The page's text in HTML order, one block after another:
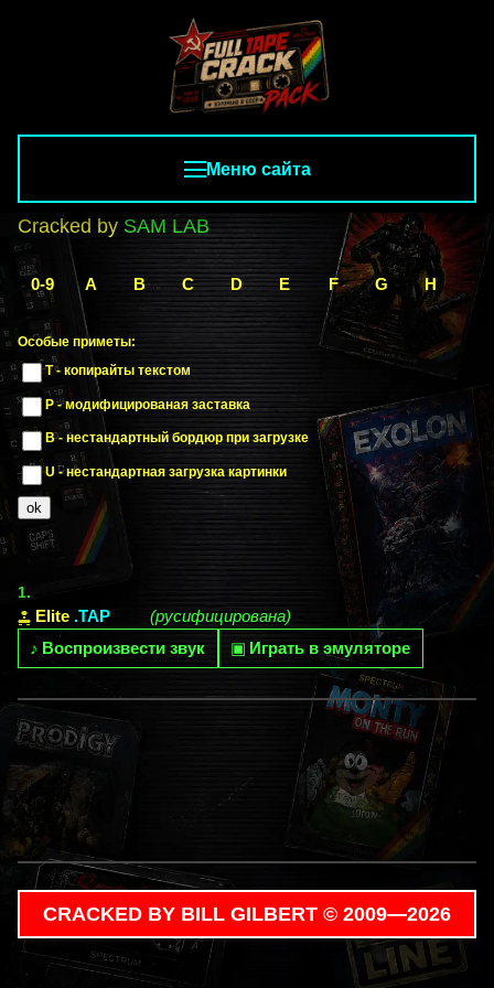
Меню сайта
Cracked by SAM LAB
0-9 A B C D E F G H
Особые приметы:
T - копирайты текстом
P - модифицированая заставка
B - нестандартный бордюр при загрузке
U - нестандартная загрузка картинки
1.
Elite .TAP
(русифицирована)
♪ Воспроизвести звук ▣ Играть в эмуляторе
CRACKED BY BILL GILBERT © 2009—2026